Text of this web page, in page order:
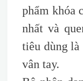
phẩm khóa
nhất và
tiêu dùng là
vân tay.